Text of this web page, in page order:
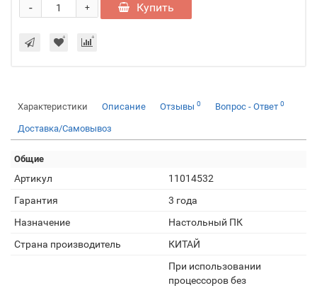
+
- Купить
Характеристики Описание Отзывы 0 Вопрос - Ответ 0
Доставка/Самовывоз
Общие
Артикул
11014532
Гарантия
3 года
Назначение
Настольный ПК
Страна производитель
КИТАЙ
При использовании
процессоров без